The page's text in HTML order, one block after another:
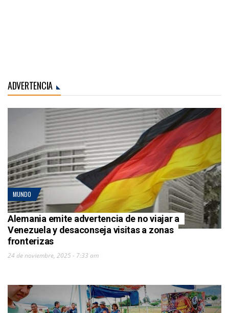
ADVERTENCIA
MUNDO
Alemania emite advertencia de no viajar a
Venezuela y desaconseja visitas a zonas
fronterizas
24 de noviembre, 2025 - 7:33 am